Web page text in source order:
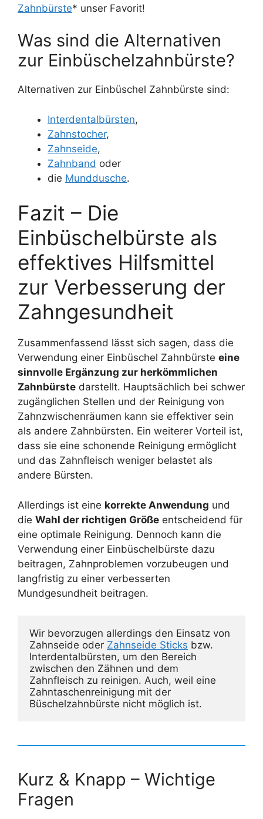
Zahnbürste* unser Favorit!
Was sind die Alternativen
zur Einbüschelzahnbürste?
Alternativen zur Einbüschel Zahnbürste sind:
Interdentalbürsten,
Zahnstocher,
Zahnseide,
Zahnband oder
die Munddusche.
Fazit – Die
Einbüschelbürste als
effektives Hilfsmittel
zur Verbesserung der
Zahngesundheit
Zusammenfassend lässt sich sagen, dass die
Verwendung einer Einbüschel Zahnbürste eine
sinnvolle Ergänzung zur herkömmlichen
Zahnbürste darstellt. Hauptsächlich bei schwer
zugänglichen Stellen und der Reinigung von
Zahnzwischenräumen kann sie effektiver sein
als andere Zahnbürsten. Ein weiterer Vorteil ist,
dass sie eine schonende Reinigung ermöglicht
und das Zahnfleisch weniger belastet als
andere Bürsten.
Allerdings ist eine korrekte Anwendung und
die Wahl der richtigen Größe entscheidend für
eine optimale Reinigung. Dennoch kann die
Verwendung einer Einbüschelbürste dazu
beitragen, Zahnproblemen vorzubeugen und
langfristig zu einer verbesserten
Mundgesundheit beitragen.
Wir bevorzugen allerdings den Einsatz von
Zahnseide oder Zahnseide Sticks bzw.
Interdentalbürsten, um den Bereich
zwischen den Zähnen und dem
Zahnfleisch zu reinigen. Auch, weil eine
Zahntaschenreinigung mit der
Büschelzahnbürste nicht möglich ist.
Kurz & Knapp – Wichtige
Fragen